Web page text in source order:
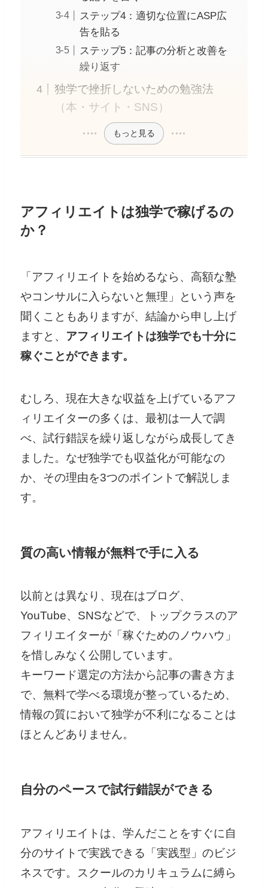
ステップ4：適切な位置にASP広
告を貼る
ステップ5：記事の分析と改善を
繰り返す
独学で挫折しないための勉強法
（本・サイト・SNS）
もっと見る
アフィリエイトは独学で稼げるの
か？
「アフィリエイトを始めるなら、高額な塾
やコンサルに入らないと無理」という声を
聞くこともありますが、結論から申し上げ
ますと、 アフィリエイトは独学でも十分に
稼ぐことができます。
むしろ、現在大きな収益を上げているアフ
ィリエイターの多くは、最初は一人で調
べ、試行錯誤を繰り返しながら成長してき
ました。なぜ独学でも収益化が可能なの
か、その理由を3つのポイントで解説しま
す。
質の高い情報が無料で手に入る
以前とは異なり、現在はブログ、
YouTube、SNSなどで、トップクラスのア
フィリエイターが「稼ぐためのノウハウ」
を惜しみなく公開しています。
キーワード選定の方法から記事の書き方ま
で、無料で学べる環境が整っているため、
情報の質において独学が不利になることは
ほとんどありません。
自分のペースで試行錯誤ができる
アフィリエイトは、学んだことをすぐに自
分のサイトで実践できる「実践型」のビジ
ネスです。スクールのカリキュラムに縛ら